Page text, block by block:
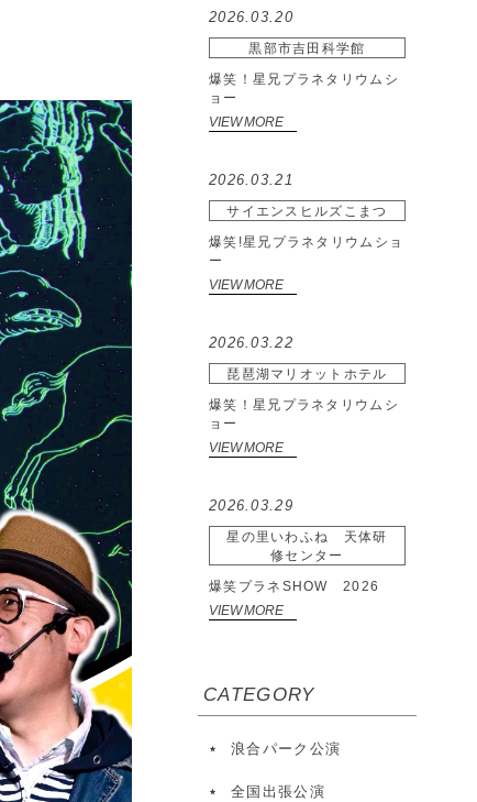
2026.03.20
黒部市吉田科学館
爆笑！星兄プラネタリウムシ
ョー
VIEW MORE
2026.03.21
サイエンスヒルズこまつ
爆笑!星兄プラネタリウムショ
ー
VIEW MORE
2026.03.22
琵琶湖マリオットホテル
爆笑！星兄プラネタリウムシ
ョー
VIEW MORE
2026.03.29
星の里いわふね 天体研
修センター
爆笑プラネSHOW 2026
VIEW MORE
CATEGORY
浪合パーク公演
全国出張公演